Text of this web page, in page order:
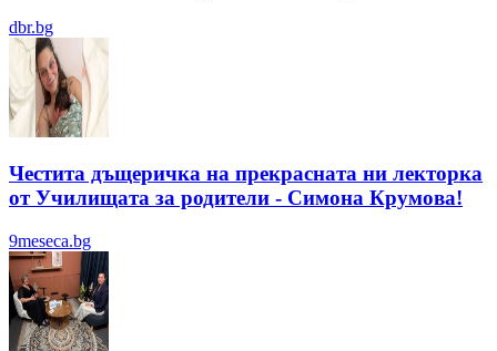
dbr.bg
Честита дъщеричка на прекрасната ни лекторка
от Училищата за родители - Симона Крумова!
9meseca.bg